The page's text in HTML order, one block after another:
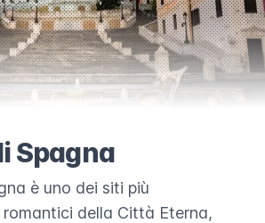
Spagna
è uno dei siti più
della Città Eterna,